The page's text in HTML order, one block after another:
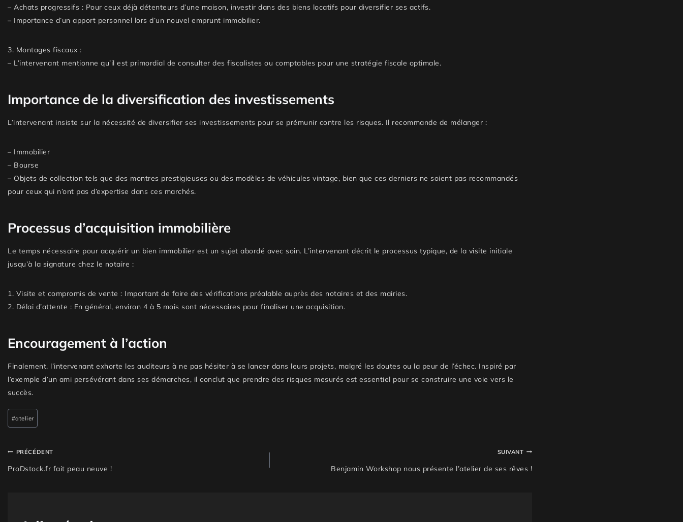
– Achats progressifs : Pour ceux déjà détenteurs d’une maison, investir dans des biens locatifs pour diversifier ses actifs.
– Importance d’un apport personnel lors d’un nouvel emprunt immobilier.
3. Montages fiscaux :
– L’intervenant mentionne qu’il est primordial de consulter des fiscalistes ou comptables pour une stratégie fiscale optimale.
Importance de la diversification des investissements
L’intervenant insiste sur la nécessité de diversifier ses investissements pour se prémunir contre les risques. Il recommande de mélanger :
– Immobilier
– Bourse
– Objets de collection tels que des montres prestigieuses ou des modèles de véhicules vintage, bien que ces derniers ne soient pas recommandés
pour ceux qui n’ont pas d’expertise dans ces marchés.
Processus d’acquisition immobilière
Le temps nécessaire pour acquérir un bien immobilier est un sujet abordé avec soin. L’intervenant décrit le processus typique, de la visite initiale
jusqu’à la signature chez le notaire :
1. Visite et compromis de vente : Important de faire des vérifications préalable auprès des notaires et des mairies.
2. Délai d’attente : En général, environ 4 à 5 mois sont nécessaires pour finaliser une acquisition.
Encouragement à l’action
Finalement, l’intervenant exhorte les auditeurs à ne pas hésiter à se lancer dans leurs projets, malgré les doutes ou la peur de l’échec. Inspiré par
l’exemple d’un ami persévérant dans ses démarches, il conclut que prendre des risques mesurés est essentiel pour se construire une voie vers le
succès.
#atelier
PRÉCÉDENT
ProDstock.fr fait peau neuve !
SUIVANT
Benjamin Workshop nous présente l’atelier de ses rêves !